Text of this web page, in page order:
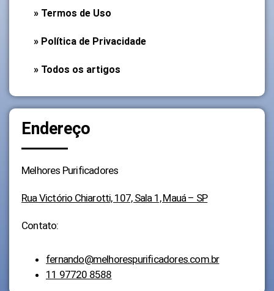
» Termos de Uso
» Política de Privacidade
» Todos os artigos
Endereço
Melhores Purificadores
Rua Victório Chiarotti, 107, Sala 1, Mauá – SP
Contato:
fernando@melhorespurificadores.com.br
11 97720 8588